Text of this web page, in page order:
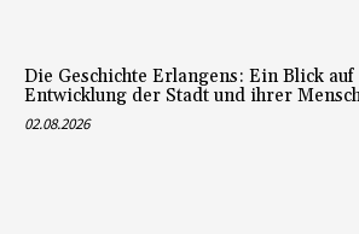
Die Geschichte Erlangens: Ein Blick auf
Entwicklung der Stadt und ihrer
02.08.2026